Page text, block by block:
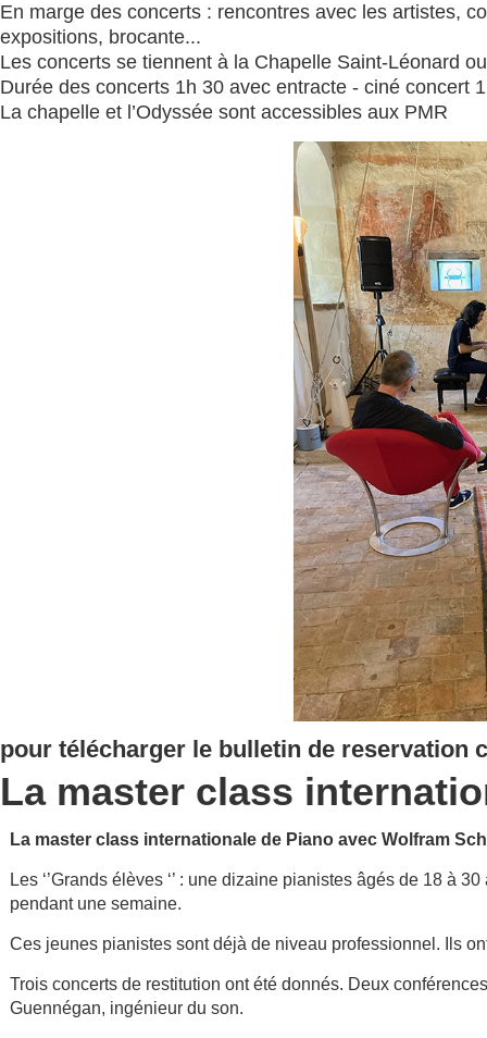
En marge des concerts : rencontres avec les artistes,
expositions, brocante...
Les concerts se tiennent à la Chapelle Saint-Léonard
Durée des concerts 1h 30 avec entracte - ciné concert
La chapelle et l’Odyssée sont accessibles aux PMR
pour télécharger le bulletin de reservation
La master class
La master class internationale de Piano avec Wolfram
Les ‘’Grands élèves ‘’ : une dizaine pianistes âgés de 18 à
pendant une semaine.
Ces jeunes pianistes sont déjà de niveau professionnel. Ils
Trois concerts de restitution ont été donnés. Deux
Guennégan, ingénieur du son.